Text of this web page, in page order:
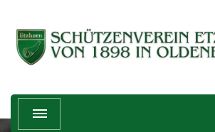
Schützenverein
1898
Treffender geht's nicht!